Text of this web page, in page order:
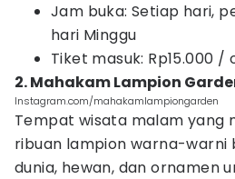
Jam buka: Setiap hari,
hari Minggu
Tiket masuk: Rp15.000 /
2. Mahakam Lampion
Instagram.com/mahakamlampiongarden
Tempat wisata malam yang
ribuan lampion warna-
dunia, hewan, dan ornamen